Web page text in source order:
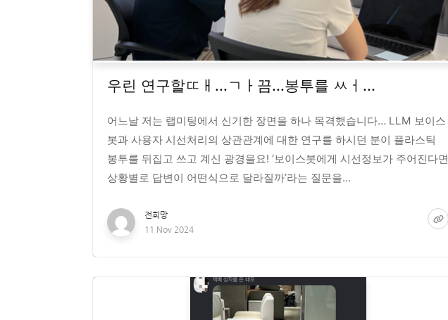
우린 연구할ㄸㅐ...ㄱㅏ끔...봉투를 ㅆㅓ...
어느날 저는 랩미팅에서 신기한 장면을 하나 목격했습니다… LLM 보이스
봇과 사용자 시선처리의 상관관계에 대한 연구를 하시던 분이 플라스틱
봉투를 뒤집고 쓰고 계신 광경을요! ‘보이스봇에게 시선정보가 주어진다면
상황별로 답변이 어떤식으로 달라질까’라는 질문을...
전희망
11 Nov 2024